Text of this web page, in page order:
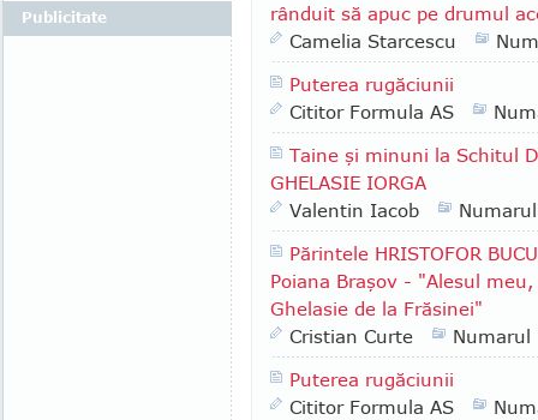
rânduit să apuc pe drumul
Camelia Starcescu
Puterea rugăciunii
Cititor Formula AS
Taine şi minuni la Schitul
GHELASIE IORGA
Valentin Iacob
Părintele HRISTOFOR
Poiana Braşov - "Alesul
Ghelasie de la Frăsinei"
Cristian Curte
Numarul
Puterea rugăciunii
Cititor Formula AS
Publicitate